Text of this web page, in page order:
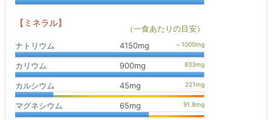
【ミネラル】
（一食あたりの目安）
ナトリウム
4150mg
カリウム 900mg
カルシウム 45mg
マグネシウム 65mg